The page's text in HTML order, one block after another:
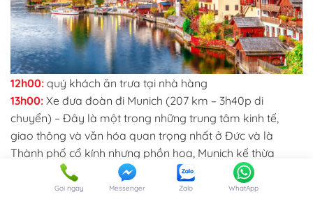
12h00: quý khách ăn trưa tại nhà hàng
13h00: Xe đưa đoàn đi Munich (207 km – 3h40p di
chuyển) – Đây là một trong những trung tâm kinh tế,
giao thông và văn hóa quan trọng nhất ở Đức và là
Thành phố cổ kính nhưng phồn hoa, Munich kế thừa
những di sản kiến trúc văn hóa lâu đời cả những công
trình kiến trúc cổ đại xen lẫn hiện đại. Đến nơi, Xe và HDV
Gọi ngay Messenger Zalo WhatApp